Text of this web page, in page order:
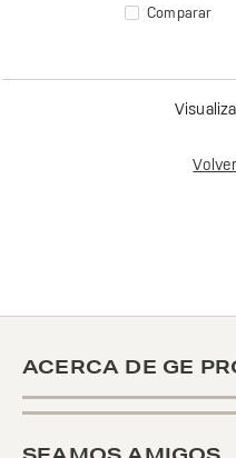
Comparar
ACERCA DE GE